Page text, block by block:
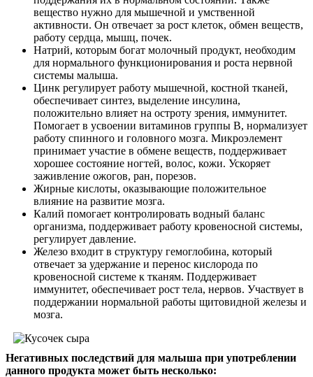
вещество нужно для мышечной и умственной
активности. Он отвечает за рост клеток, обмен веществ,
работу сердца, мышц, почек.
Натрий, которым богат молочный продукт, необходим
для нормального функционирования и роста нервной
системы малыша.
Цинк регулирует работу мышечной, костной тканей,
обеспечивает синтез, выделение инсулина,
положительно влияет на остроту зрения, иммунитет.
Помогает в усвоении витаминов группы В, нормализует
работу спинного и головного мозга. Микроэлемент
принимает участие в обмене веществ, поддерживает
хорошее состояние ногтей, волос, кожи. Ускоряет
заживление ожогов, ран, порезов.
Жирные кислоты, оказывающие положительное
влияние на развитие мозга.
Калий помогает контролировать водный баланс
организма, поддерживает работу кровеносной системы,
регулирует давление.
Железо входит в структуру гемоглобина, который
отвечает за удержание и перенос кислорода по
кровеносной системе к тканям. Поддерживает
иммунитет, обеспечивает рост тела, нервов. Участвует в
поддержании нормальной работы щитовидной железы и
мозга.
Негативных последствий для малыша при употреблении
данного продукта может быть несколько: